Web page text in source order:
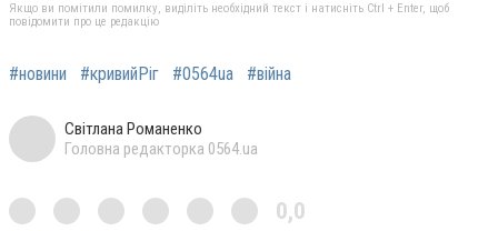
Якщо ви помітили помилку, виділіть необхідний текст і натисніть Ctrl + Enter, щоб
повідомити про це редакцію
#новини #кривийРіг #0564ua #війна
Світлана Романенко
Головна редакторка 0564.ua
0,0